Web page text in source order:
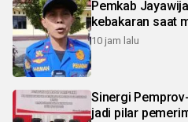
Pemkab
kebakaran saat
10 jam lalu
Sinergi
jadi pilar